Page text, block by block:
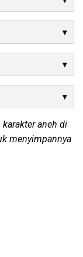
aneh di
menyimpannya